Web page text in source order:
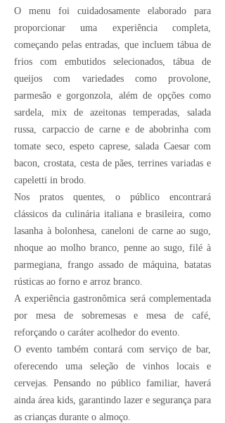
O menu foi cuidadosamente elaborado para
proporcionar uma experiência completa,
começando pelas entradas, que incluem tábua de
frios com embutidos selecionados, tábua de
queijos com variedades como provolone,
parmesão e gorgonzola, além de opções como
sardela, mix de azeitonas temperadas, salada
russa, carpaccio de carne e de abobrinha com
tomate seco, espeto caprese, salada Caesar com
bacon, crostata, cesta de pães, terrines variadas e
capeletti in brodo.
Nos pratos quentes, o público encontrará
clássicos da culinária italiana e brasileira, como
lasanha à bolonhesa, caneloni de carne ao sugo,
nhoque ao molho branco, penne ao sugo, filé à
parmegiana, frango assado de máquina, batatas
rústicas ao forno e arroz branco.
A experiência gastronômica será complementada
por mesa de sobremesas e mesa de café,
reforçando o caráter acolhedor do evento.
O evento também contará com serviço de bar,
oferecendo uma seleção de vinhos locais e
cervejas. Pensando no público familiar, haverá
ainda área kids, garantindo lazer e segurança para
as crianças durante o almoço.